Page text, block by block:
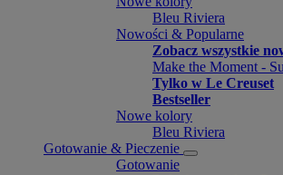
Bleu Riviera
Nowości & Popularne
Zobacz wszystkie
Make the Moment -
Tylko w Le Creuset
Bestseller
Nowe kolory
Bleu Riviera
Gotowanie & Pieczenie
Gotowanie